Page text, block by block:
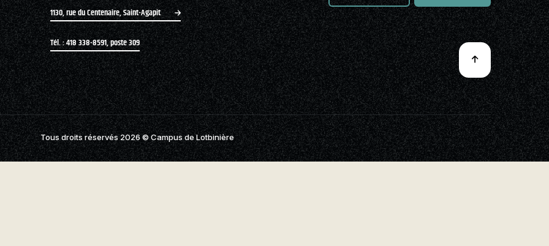
Filons
questions
1130, rue du Centenaire, Saint-Agapit
Tél. : 418 338-8591, poste 309
Tous droits réservés 2026© Campus de Lotbinière